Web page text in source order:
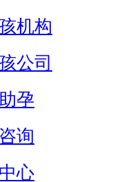
机构
公司
孕
询
心